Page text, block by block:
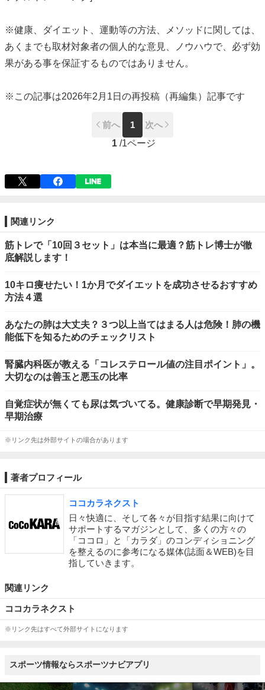
※健康、ダイエット、運動等の方法、メソッドに関しては、
あくまでも取材対象者の個人的な意見、ノウハウで、必ず効
果がある事を保証するものではありません。
※この記事は2026年2月1日の再投稿（再編集）記事です
前へ 1
次へ
1 /1ページ
関連リンク
筋トレで「10回３セット」は本当に最適？筋トレ博士が徹
底解説します！
10キロ痩せたい！1か月でダイエットを成功させるおすすめ
方法４選
あなたの肺は大丈夫？３つ以上当てはまる人は危険！肺の機
能低下を知るためのチェックリスト
腎臓内科医が教える「コレステロール値の注目ポイント」。
大切なのは善玉と悪玉の比率
自覚症状が無くても尿は気づいてる。健康診断で早期発見・
早期治療
※リンク先は外部サイトの場合があります
著者プロフィール
ココカラネクスト
日々快適に、そして各々が目指す結果に向けて
サポートするマガジンとして、多くの方々の
「ココロ」と「カラダ」のコンディショニング
を整えるのに参考になる媒体(誌面＆WEB)を目
指していきます。
関連リンク
ココカラネクスト
※リンク先はすべて外部サイトになります
スポーツ情報ならスポーツナビアプリ